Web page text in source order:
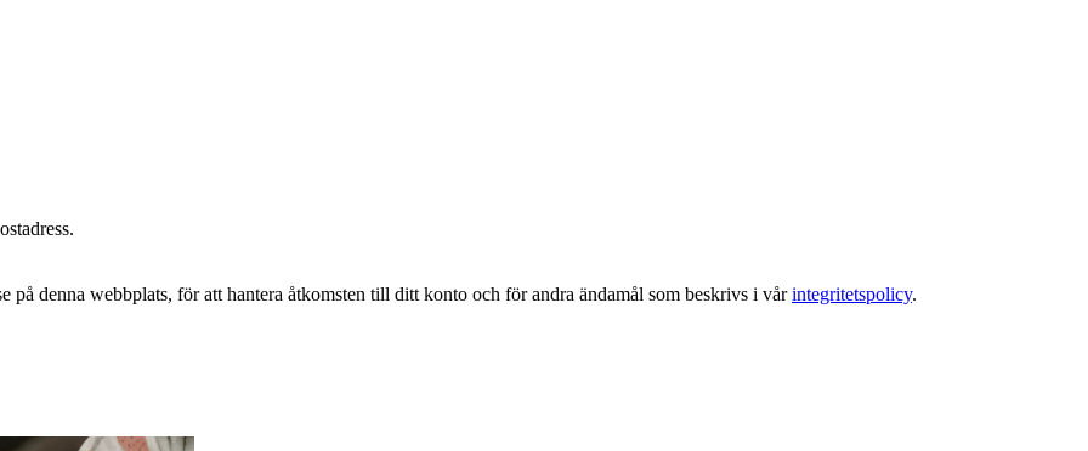
denna webbplats, för att hantera åtkomsten till ditt konto och för andra ändamål som beskrivs i vårintegritetspolicy.